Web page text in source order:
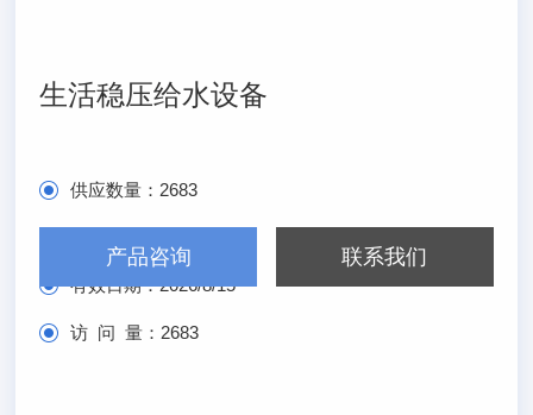
生活稳压给水设备
供应数量： 2683
有效日期：2026/8/15
访 问 量： 2683
产品咨询 联系我们